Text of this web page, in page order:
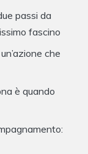
passi da
fascino
che
è quando